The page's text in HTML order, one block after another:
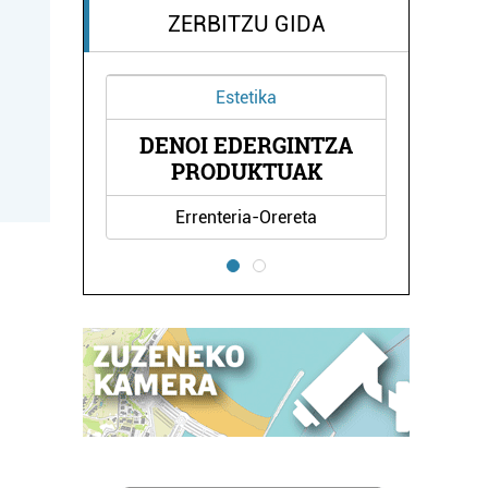
ZERBITZU GIDA
Estetika
DENOI EDERGINTZA
PRODUKTUAK
Errenteria-Orereta